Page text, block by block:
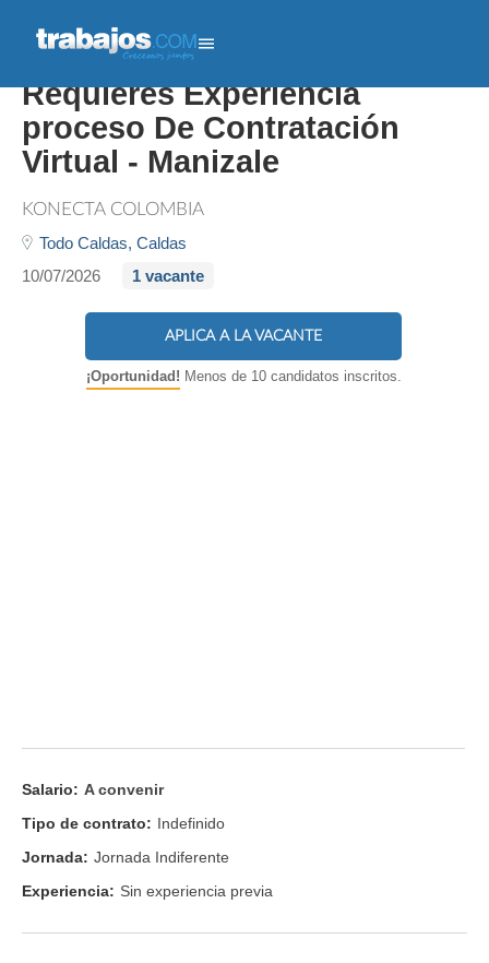
Patrocinio Educativo No
Requieres Experiencia
proceso De Contratación
Virtual - Manizale
KONECTA COLOMBIA
Todo Caldas, Caldas
10/07/2026
1 vacante
APLICA A LA VACANTE
¡Oportunidad! Menos de 10 candidatos inscritos.
Salario: A convenir
Tipo de contrato: Indefinido
Jornada: Jornada Indiferente
Experiencia: Sin experiencia previa